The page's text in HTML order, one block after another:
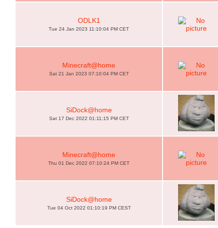
ODLK1
Tue 24 Jan 2023 11:10:04 PM CET
Minecraft@home
Sat 21 Jan 2023 07:10:04 PM CET
SiDock@home
Sat 17 Dec 2022 01:11:15 PM CET
Minecraft@home
Thu 01 Dec 2022 07:10:24 PM CET
SiDock@home
Tue 04 Oct 2022 01:10:19 PM CEST